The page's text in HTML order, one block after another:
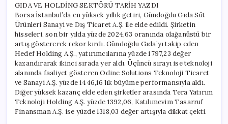
GIDA VE HOLDİNG SEKTÖRÜ TARİH YAZDI
Borsa İstanbul’da en yüksek yıllık getiri, Gündoğdu Gıda Süt
Ürünleri Sanayi ve Dış Ticaret A.Ş. ile elde edildi. Şirketin
hisseleri, son bir yılda yüzde 2024,63 oranında olağanüstü bir
artış göstererek rekor kırdı. Gündoğdu Gıda’yı takip eden
Hedef Holding A.Ş., yatırımcılarına yüzde 1797,23 değer
kazandırarak ikinci sırada yer aldı. Üçüncü sırayı ise teknoloji
alanında faaliyet gösteren Odine Solutions Teknoloji Ticaret
ve Sanayi A.Ş. yüzde 1446,16’lık büyüme performansıyla aldı.
Diğer yüksek kazanç elde eden şirketler arasında Tera Yatırım
Teknoloji Holding A.Ş. yüzde 1392,06, Katılımevim Tasarruf
Finansman A.Ş. ise yüzde 1318,03 değer artışıyla dikkat çekti.